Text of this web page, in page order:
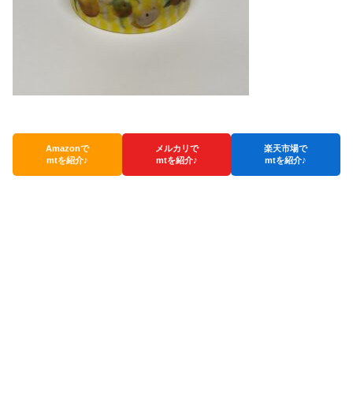
Amazonで
mtを紹介♪
メルカリで
mtを紹介♪
楽天市場で
mtを紹介♪